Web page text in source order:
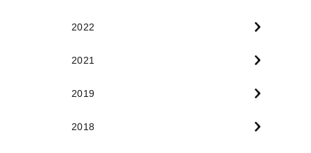
2022
2021
2019
2018